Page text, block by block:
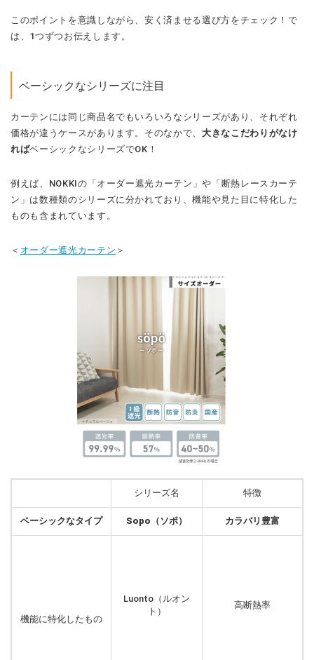
このポイントを意識しながら、安く済ませる選び方をチェック！で
は、1つずつお伝えします。
ベーシックなシリーズに注目
カーテンには同じ商品名でもいろいろなシリーズがあり、それぞれ
価格が違うケースがあります。そのなかで、 大きなこだわりがなけ
ればベーシックなシリーズでOK！
例えば、NOKKIの「オーダー遮光カーテン」や「断熱レースカーテ
ン」は数種類のシリーズに分かれており、機能や見た目に特化した
ものも含まれています。
＜ オーダー遮光カーテン ＞
シリーズ名 特徴
ベーシックなタイプ Sopo（ソポ） カラバリ豊富
機能に特化したもの
Luonto（ルオン
ト）
高断熱率